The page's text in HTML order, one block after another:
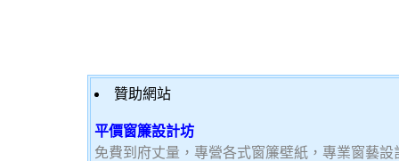
贊助網站
平價窗簾設計坊
免費到府丈量，專營各式窗簾壁紙，專業窗藝